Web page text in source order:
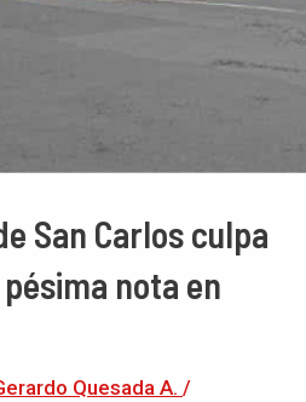
San Carlos culpa
nota en
Quesada A. /